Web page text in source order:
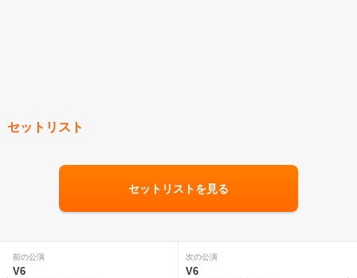
セットリスト
セットリストを見る
前の公演
V6
次の公演
V6